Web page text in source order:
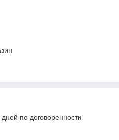
по договоренности